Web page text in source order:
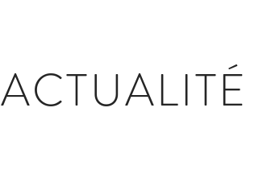
ACTUALITÉ